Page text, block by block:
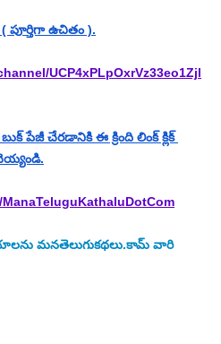
ఉచితం ).
UCP4xPLpOxrVz33eo1Zjl
పేజీ చేరడానికి ఈ క్రింది లింక్ క్లిక్
మనతెలుగుకథలు.కామ్ వారి